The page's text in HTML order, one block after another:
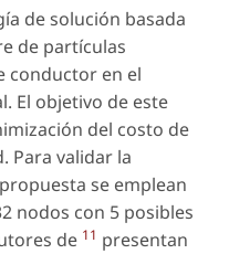
de solución basada
de partículas
conductor en el
El objetivo de este
del costo de
Para validar la
se emplean
nodos con 5 posibles
de 11 presentan